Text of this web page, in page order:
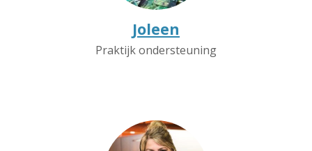
Joleen
Praktijk ondersteuning